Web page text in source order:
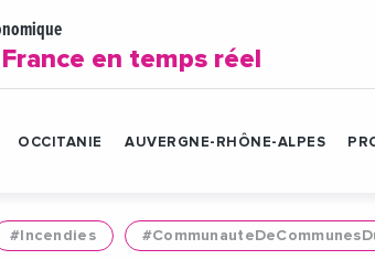
en temps réel
OCCITANIE AUVERGNE-RHÔNE-ALPES
#Incendies